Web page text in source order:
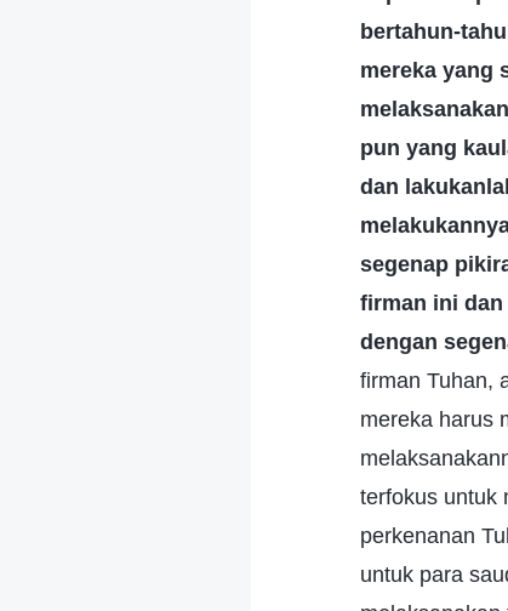
bertahun-
mereka yang
pun yang
dan
segenap
firman ini dan
dengan
firman Tuhan,
mereka harus
terfokus untuk
perkenanan
untuk para